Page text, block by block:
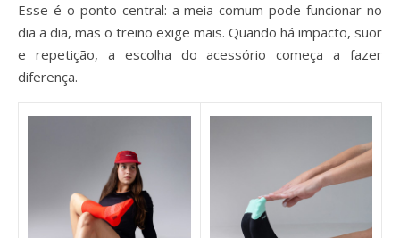
Esse é o ponto central: a meia comum pode funcionar no
dia a dia, mas o treino exige mais. Quando há impacto, suor
e repetição, a escolha do acessório começa a fazer
diferença.